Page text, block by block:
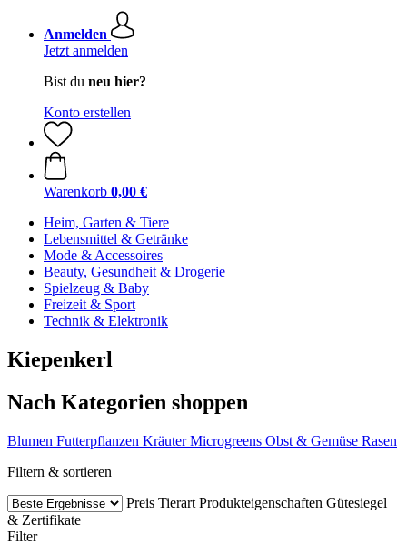
Anmelden
Jetzt anmelden
Bist du neu hier?
Konto erstellen
Warenkorb 0,00 €
Heim, Garten & Tiere
Lebensmittel & Getränke
Mode & Accessoires
Beauty, Gesundheit & Drogerie
Spielzeug & Baby
Freizeit & Sport
Technik & Elektronik
Kiepenkerl
Nach Kategorien shoppen
Blumen Futterpflanzen Kräuter Microgreens Obst & Gemüse Rasen
Filtern & sortieren
Preis Tierart Produkteigenschaften Gütesiegel
& Zertifikate
Filter